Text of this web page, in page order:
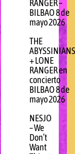
RANGER –
BILBAO 8 de
mayo 2026
THE
ABYSSINIANS
+ LONE
RANGER en
concierto
BILBAO 8 de
mayo 2026
NESJO
– We
Don’t
Want